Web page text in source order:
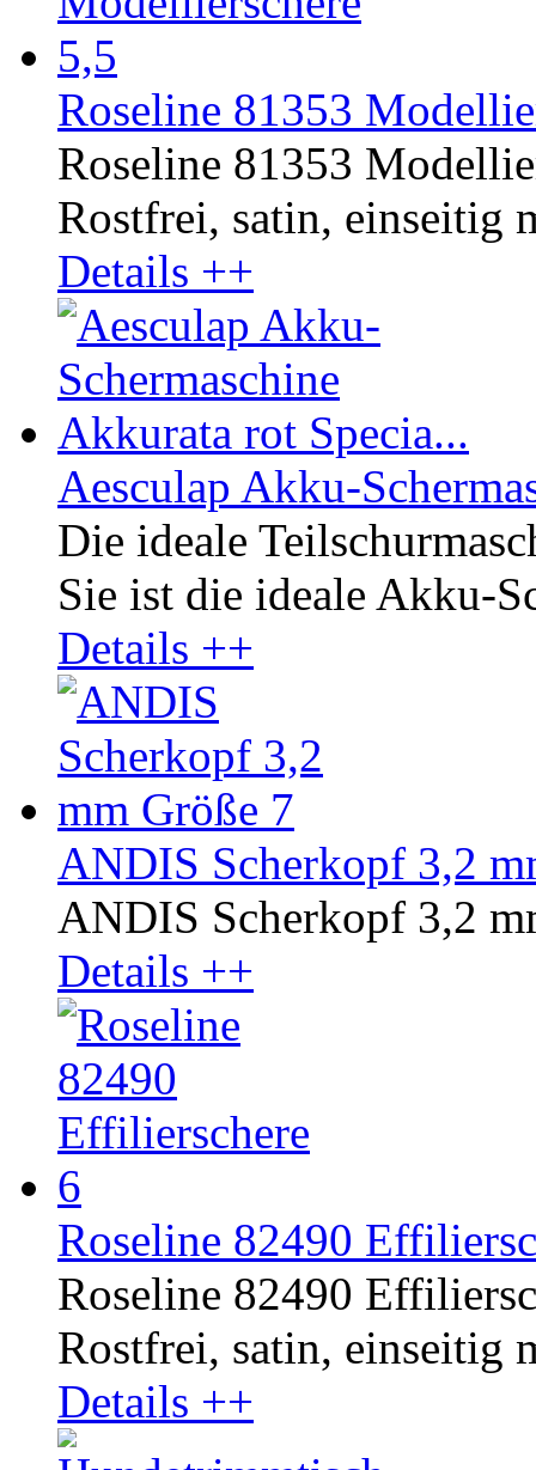
Roseline 81353
Roseline 81353
Rostfrei, satin, einseitig
Details ++
Aesculap Akku-
Die ideale
Sie ist die ideale Akku-
Details ++
ANDIS Scherkopf 3,2
ANDIS Scherkopf 3,2
Details ++
Roseline 82490
Roseline 82490
Rostfrei, satin, einseitig
Details ++